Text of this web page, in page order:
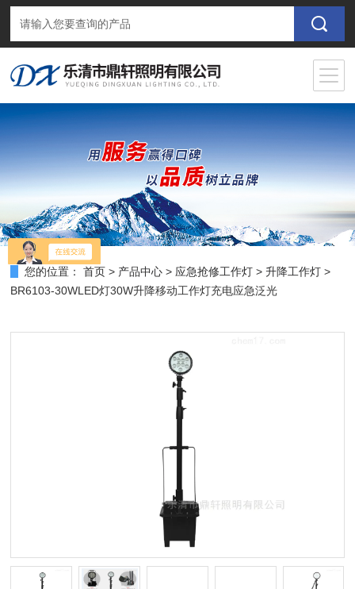
您的位置： 首页 > 产品中心 > 应急抢修工作灯 >升降工作灯 >
BR6103-30WLED灯30W升降移动工作灯充电应急泛光